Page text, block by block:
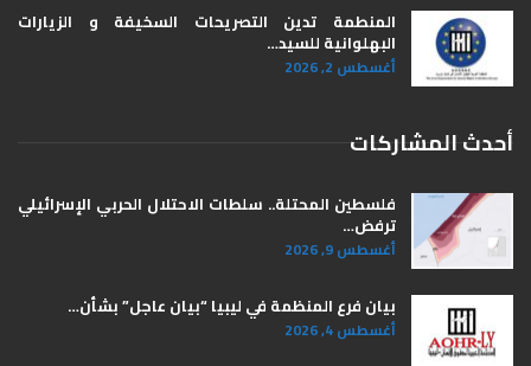
المنطمة تدين التصريحات السخيفة و الزيارات
البهلوانية للسيد…
أغسطس 2, 2026
أحدث المشاركات
فلسطين المحتلة.. سلطات الاحتلال الحربي الإسرائيلي
ترفض…
أغسطس 9, 2026
بيان فرع المنظمة في ليبيا “بيان عاجل” بشأن…
أغسطس 4, 2026